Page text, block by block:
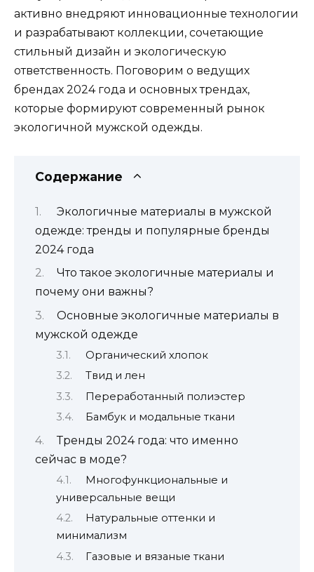
активно внедряют инновационные технологии
и разрабатывают коллекции, сочетающие
стильный дизайн и экологическую
ответственность. Поговорим о ведущих
брендах 2024 года и основных трендах,
которые формируют современный рынок
экологичной мужской одежды.
Содержание
Экологичные материалы в мужской
одежде: тренды и популярные бренды
2024 года
Что такое экологичные материалы и
почему они важны?
Основные экологичные материалы в
мужской одежде
Органический хлопок
Твид и лен
Переработанный полиэстер
Бамбук и модальные ткани
Тренды 2024 года: что именно
сейчас в моде?
Многофункциональные и
универсальные вещи
Натуральные оттенки и
минимализм
Газовые и вязаные ткани